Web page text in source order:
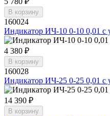
В корзину
160024
Индикатор ИЧ-10 0-10 0,01
4 380 ₽
В корзину
160028
Индикатор ИЧ-25 0-25 0,01
14 390 ₽
В корзину